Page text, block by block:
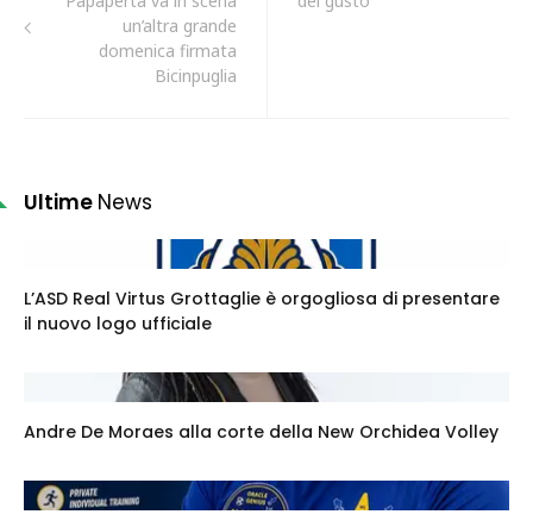
un’altra grande
domenica firmata
Bicinpuglia
Ultime News
L’ASD Real Virtus Grottaglie è orgogliosa di presentare
il nuovo logo ufficiale
Andre De Moraes alla corte della New Orchidea Volley